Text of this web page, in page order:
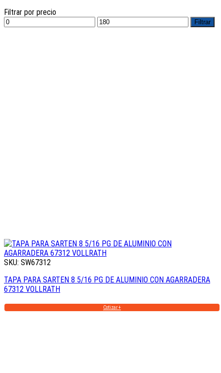
Filtrar por precio
Precio
mínimo
Precio
máximo
Filtrar
SKU: SW67312
TAPA PARA SARTEN 8 5/16 PG DE ALUMINIO CON AGARRADERA
67312 VOLLRATH
Cotizar +